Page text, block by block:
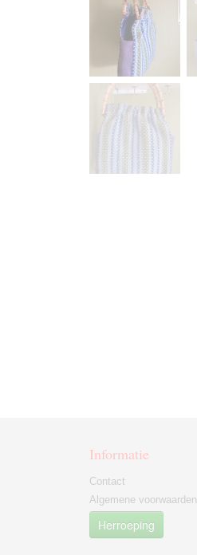
Informatie
Contact
Algemene voorwaarden
Herroeping